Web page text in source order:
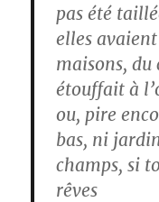
pas été
elles
maisons,
étouffait à
ou, pire
bas, ni
champs, si
rêves